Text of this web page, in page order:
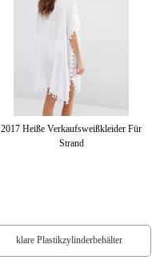
2017 Heiße Verkaufsweißkleider Für
Strand
klare Plastikzylinderbehälter